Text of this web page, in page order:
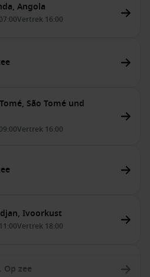
Angola
07:00Vertrek 16:00
São Tomé und
09:00Vertrek 16:00
Ivoorkust
11:00Vertrek 18:00
Op zee